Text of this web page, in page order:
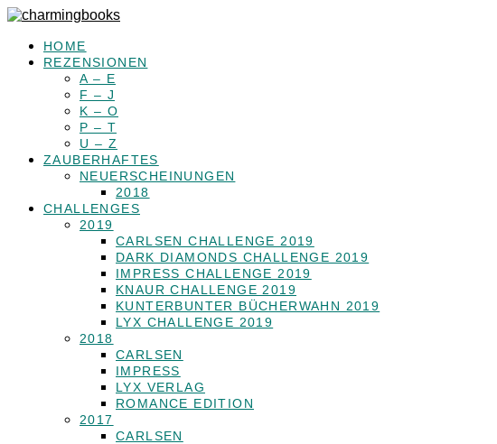
HOME
REZENSIONEN
A – E
F – J
K – O
P – T
U – Z
ZAUBERHAFTES
NEUERSCHEINUNGEN
2018
CHALLENGES
2019
CARLSEN CHALLENGE 2019
DARK DIAMONDS CHALLENGE 2019
IMPRESS CHALLENGE 2019
KNAUR CHALLENGE 2019
KUNTERBUNTER BÜCHERWAHN 2019
LYX CHALLENGE 2019
2018
CARLSEN
IMPRESS
LYX VERLAG
ROMANCE EDITION
2017
CARLSEN